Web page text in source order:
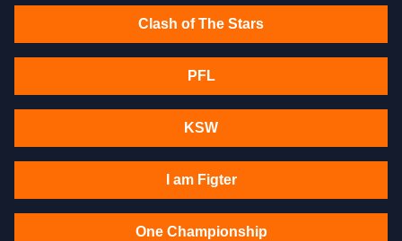
Clash of The Stars
PFL
KSW
I am Figter
One Championship